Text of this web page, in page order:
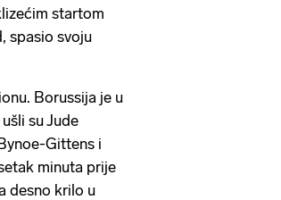
startom
spasio svoju
Borussija je u
su Jude
Gittens i
minuta prije
desno krilo u